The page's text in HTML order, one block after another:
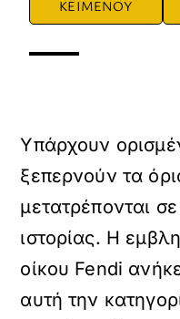
ΚΕΙΜΕΝΟΥ
Υπάρχουν
ξεπερνούν τα
μετατρέπονται
ιστορίας. Η
οίκου Fendi
αυτή την